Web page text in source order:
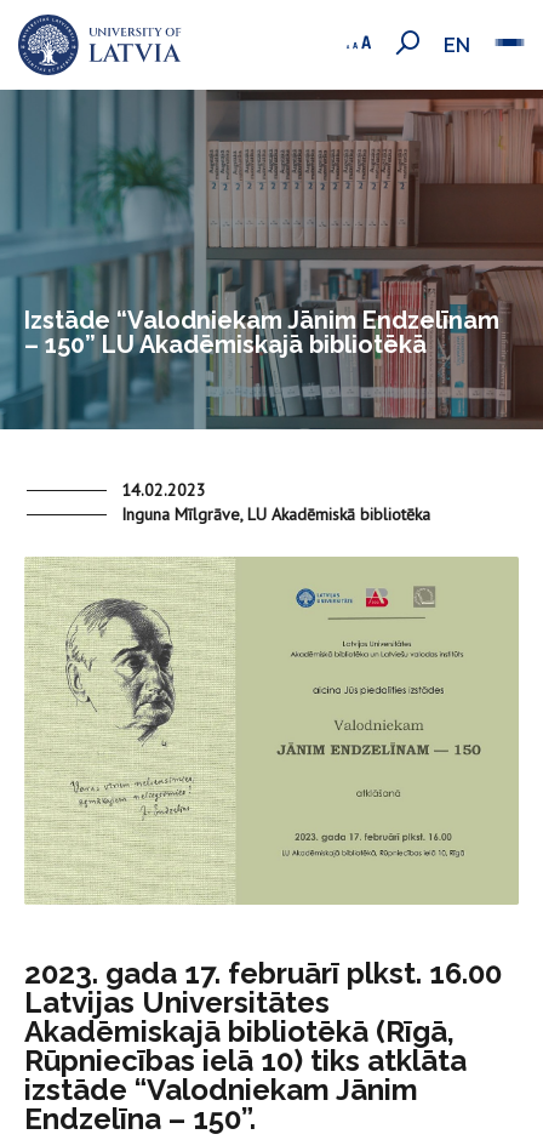
EN
Izstāde “Valodniekam Jānim Endzelīnam
– 150” LU Akadēmiskajā bibliotēkā
14.02.2023
Inguna Mīlgrāve, LU Akadēmiskā bibliotēka
2023. gada 17. februārī plkst. 16.00
Latvijas Universitātes
Akadēmiskajā bibliotēkā (Rīgā,
Rūpniecības ielā 10) tiks atklāta
izstāde “Valodniekam Jānim
Endzelīna – 150”.